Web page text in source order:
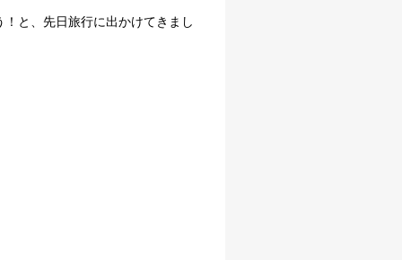
と、先日旅行に出かけてきまし